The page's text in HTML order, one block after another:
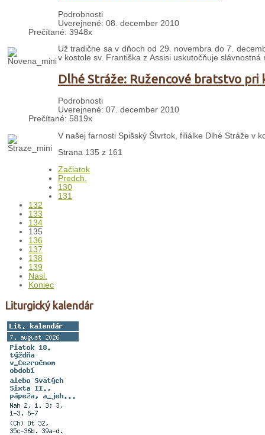
Podrobnosti
Uverejnené: 08. december 2010
Prečítané: 3948x
Už tradične sa v dňoch od 29. novembra do 7.
v kostole sv. Františka z Assisi uskutočňuje slávnostná
Dlhé Stráže: Ružencové bratstvo pri
Podrobnosti
Uverejnené: 07. december 2010
Prečítané: 5819x
V našej farnosti Spišský Štvrtok, filiálke Dlhé Stráže v
Strana 135 z 161
Začiatok
Predch.
130
131
132
133
134
135
136
137
138
139
Nasl.
Koniec
Liturgický kalendár